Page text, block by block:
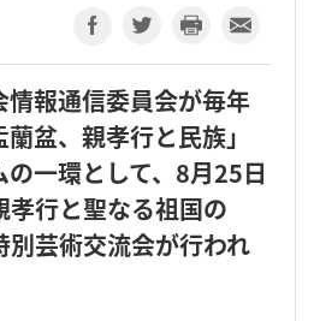
情報通信委員会が毎年
盆、親孝行と民族」
の一環として、8月25日
行と聖なる祖国の
芸術交流会が行われ